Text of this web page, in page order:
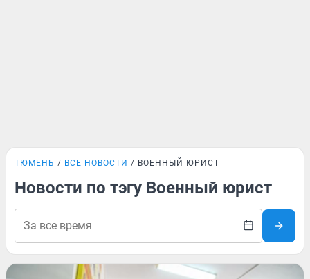
ТЮМЕНЬ ВСЕ НОВОСТИ ВОЕННЫЙ ЮРИСТ
Новости по тэгу Военный юрист